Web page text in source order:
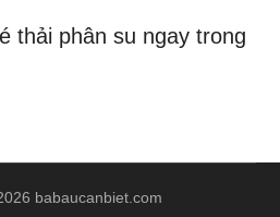
thải phân su ngay trong
babaucanbiet.com